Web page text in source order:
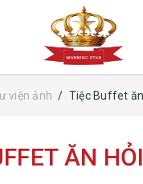
viện ảnh / Tiệc Buffet
ĂN